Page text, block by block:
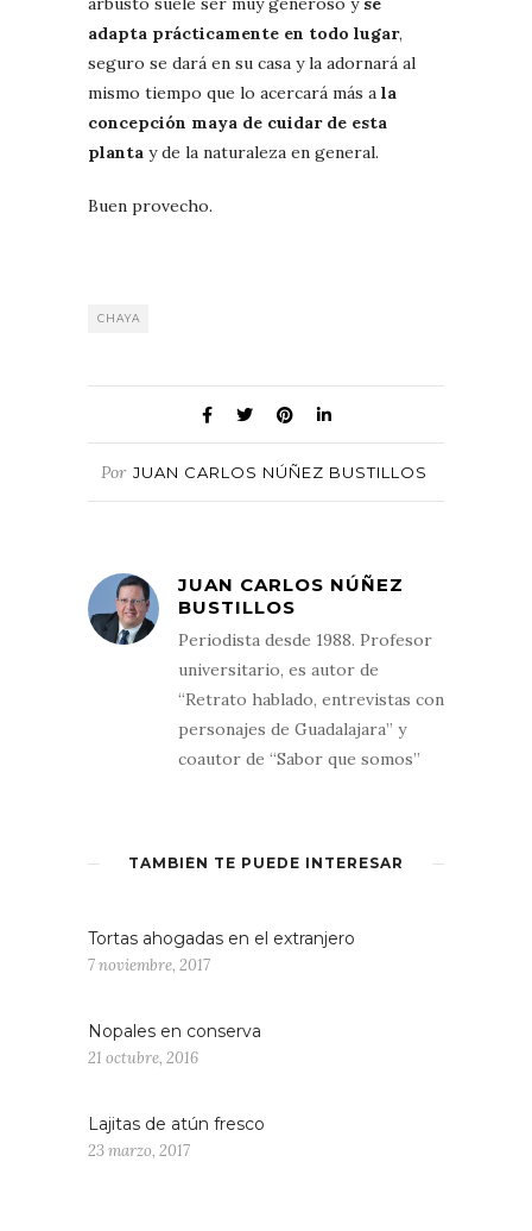
adapta prácticamente en todo lugar,
seguro se dará en su casa y la adornará al
mismo tiempo que lo acercará más a la
concepción maya de cuidar de esta
planta y de la naturaleza en general.
Buen provecho.
CHAYA
Por JUAN CARLOS NÚÑEZ BUSTILLOS
JUAN CARLOS NÚÑEZ
BUSTILLOS
Periodista desde 1988. Profesor
universitario, es autor de
“Retrato hablado, entrevistas con
personajes de Guadalajara” y
coautor de “Sabor que somos”
TAMBIÉN TE PUEDE INTERESAR
Tortas ahogadas en el extranjero
7 noviembre, 2017
Nopales en conserva
21 octubre, 2016
Lajitas de atún fresco
23 marzo, 2017